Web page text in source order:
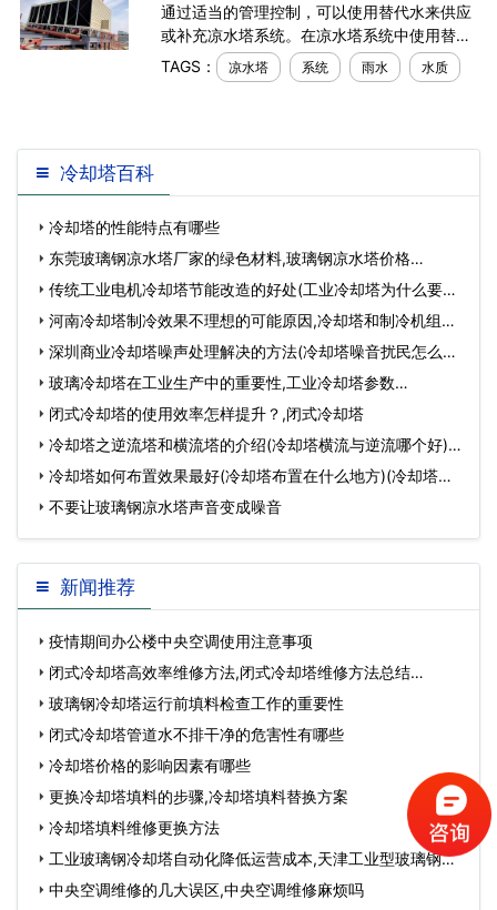
通过适当的管理控制，可以使用替代水来供应
或补充凉水塔系统。在凉水塔系统中使用替代
供水时，还应考虑物理或化学水质方面可能会
影响或损坏系统（例如通过腐蚀或结垢）的潜
TAGS： 凉水塔 系统 雨水 水质
冷却塔百科
冷却塔的性能特点有哪些
东莞玻璃钢凉水塔厂家的绿色材料,玻璃钢凉水塔价格…
传统工业电机冷却塔节能改造的好处(工业冷却塔为什么要改
造)…
河南冷却塔制冷效果不理想的可能原因,冷却塔和制冷机组关
系…深圳商业冷却塔噪声处理解决的方法(冷却塔噪音扰民怎么解
决)(览讯冷却…
玻璃冷却塔在工业生产中的重要性,工业冷却塔参数…
闭式冷却塔的使用效率怎样提升？,闭式冷却塔
冷却塔之逆流塔和横流塔的介绍(冷却塔横流与逆流哪个好)…
冷却塔如何布置效果最好(冷却塔布置在什么地方)(冷却塔布
置要求)…
不要让玻璃钢凉水塔声音变成噪音
新闻推荐
疫情期间办公楼中央空调使用注意事项
闭式冷却塔高效率维修方法,闭式冷却塔维修方法总结…
玻璃钢冷却塔运行前填料检查工作的重要性
闭式冷却塔管道水不排干净的危害性有哪些
冷却塔价格的影响因素有哪些
更换冷却塔填料的步骤,冷却塔填料替换方案
冷却塔填料维修更换方法
工业玻璃钢冷却塔自动化降低运营成本,天津工业型玻璃钢冷
却塔供应…
中央空调维修的几大误区,中央空调维修麻烦吗